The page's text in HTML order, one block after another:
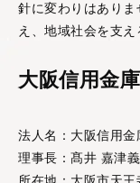
ライン会議に入
み、適切・適時
ービスです。
PeopleX
“PeopleX
針に変わりはあり
え、地域社会を支え
大阪信用金
法人名：大阪信用金
理事長：髙井 嘉津義